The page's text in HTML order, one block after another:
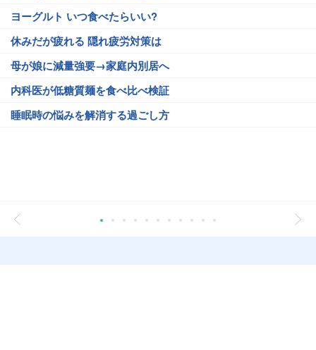
ヨーグルト いつ食べたらいい?
休みだが疲れる 隠れ疲労対策は
母が娘に減量強要→家庭内別居へ
内科医が低糖質麺を食べ比べ検証
睡眠時の悩みを解消する過ごし方